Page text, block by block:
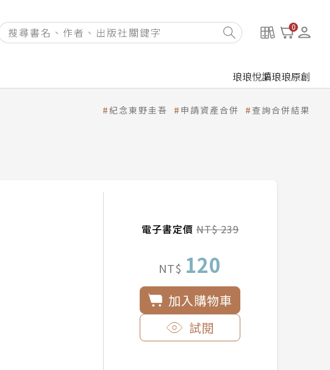
0
琅琅悅讀琅琅原創
紀念東野圭吾 申請資產合併 查詢合併結果
電子書定價NT$ 239
NT$ 120
加入購物車
試閱